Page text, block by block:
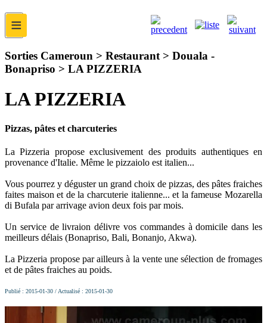
≡
Sorties Cameroun > Restaurant > Douala -
Bonapriso > LA PIZZERIA
LA PIZZERIA
Pizzas, pâtes et charcuteries
La Pizzeria propose exclusivement des produits authentiques en
provenance d'Italie. Même le pizzaiolo est italien...
Vous pourrez y déguster un grand choix de pizzas, des pâtes fraiches
faites maison et de la charcuterie italienne... et la fameuse Mozarella
di Bufala par arrivage avion deux fois par mois.
Un service de livraion délivre vos commandes à domicile dans les
meilleurs délais (Bonapriso, Bali, Bonanjo, Akwa).
La Pizzeria propose par ailleurs à la vente une sélection de fromages
et de pâtes fraiches au poids.
Publié : 2015-01-30 / Actualisé : 2015-01-30